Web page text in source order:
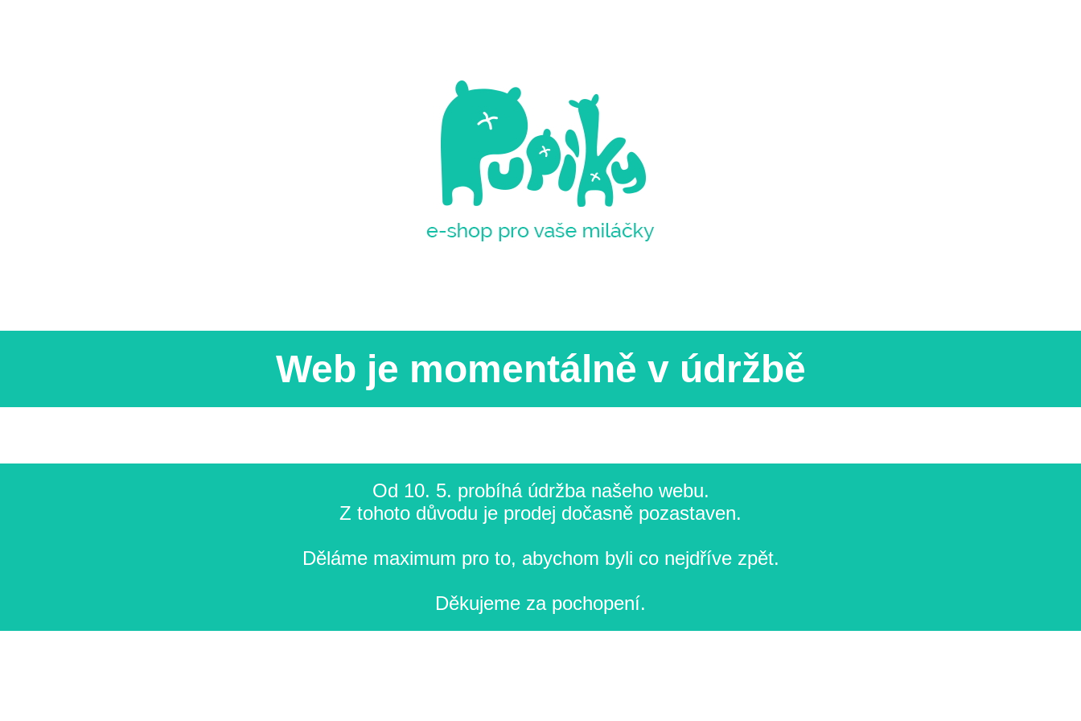
Web je momentálně v údržbě
Od 10. 5. probíhá údržba našeho webu.
Z tohoto důvodu je prodej dočasně pozastaven.
Děláme maximum pro to, abychom byli co nejdříve zpět.
Děkujeme za pochopení.